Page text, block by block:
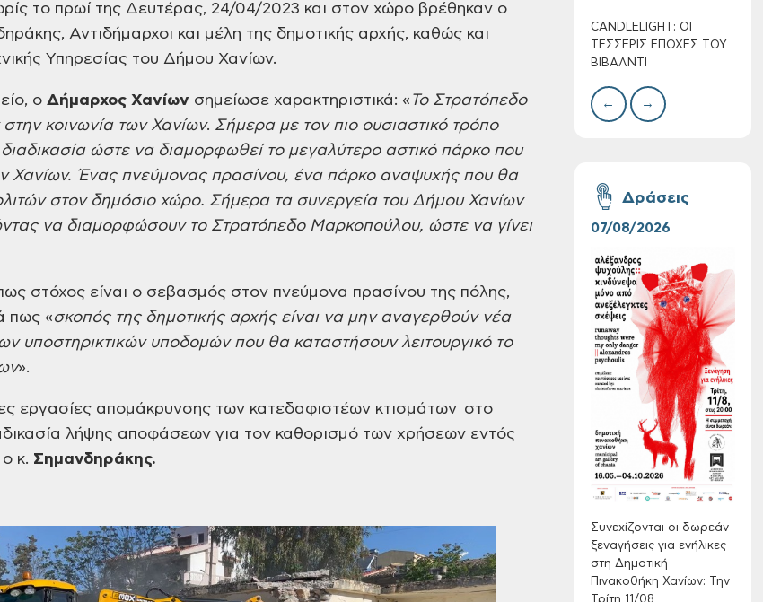
το πρωί της Δευτέρας, 24/04/2023 και στον χώρο βρέθηκαν ο
Αντιδήμαρχοι και μέλη της δημοτικής αρχής, καθώς και
Υπηρεσίας του Δήμου Χανίων.
ο Δήμαρχος Χανίων σημείωσε χαρακτηριστικά: « Το Στρατόπεδο
κοινωνία των Χανίων. Σήμεραμε τον πιο ουσιαστικό τρόπο
ώστε ναδιαμορφωθεί το μεγαλύτερο αστικό πάρκο που
Χανίων. Ένας πνεύμονας πρασίνου, ένα πάρκο αναψυχής που θα
στον δημόσιο χώρο. Σήμερα τα συνεργεία τουΔήμου Χανίων
να διαμορφώσουν το ΣτρατόπεδοΜαρκοπούλου, ώστε να γίνει
στόχος είναι ο σεβασμός στον πνεύμονα πρασίνου της πόλης,
πως «σκοπός της δημοτικής αρχής είναι να μην αναγερθούν νέα
υποστηρικτικών υποδομών που θα καταστήσουν λειτουργικό το
».
εργασίες απομάκρυνσης των κατεδαφιστέων κτισμάτων στο
λήψης αποφάσεων για τον καθορισμό των χρήσεων εντός
κ. Σημανδηράκης.
Πολύ Υψηλός
Κίνδυνος Πυρκαγιάς
Αυγούστου 2026
Συνεχίζονται οι
δωρεάν ξεναγήσεις
για ενήλικες στη
Δημοτική
Πινακοθήκη Χανίων:
Την Τρίτη 11/08
CANDLELIGHT: ΟΙ
ΤΕΣΣΕΡΙΣ ΕΠΟΧΕΣ ΤΟΥ
ΒΙΒΑΛΝΤΙ
← →
Δράσεις
07/08/2026
Συνεχίζονται οι δωρεάν
ξεναγήσεις για ενήλικες
στη Δημοτική
Πινακοθήκη Χανίων: Την